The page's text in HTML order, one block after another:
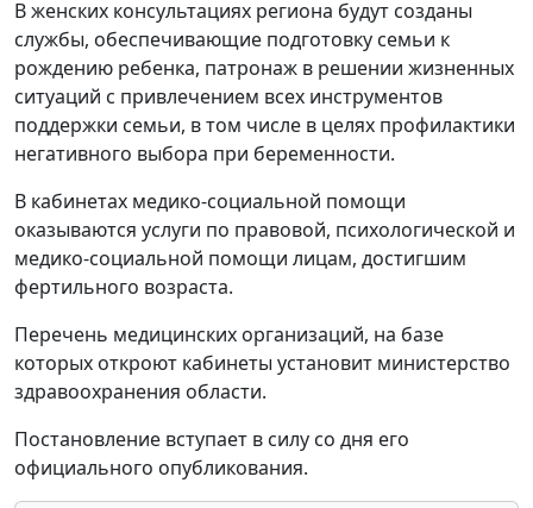
В женских консультациях региона будут созданы
службы, обеспечивающие подготовку семьи к
рождению ребенка, патронаж в решении жизненных
ситуаций с привлечением всех инструментов
поддержки семьи, в том числе в целях профилактики
негативного выбора при беременности.
В кабинетах медико-социальной помощи
оказываются услуги по правовой, психологической и
медико-социальной помощи лицам, достигшим
фертильного возраста.
Перечень медицинских организаций, на базе
которых откроют кабинеты установит министерство
здравоохранения области.
Постановление вступает в силу со дня его
официального опубликования.